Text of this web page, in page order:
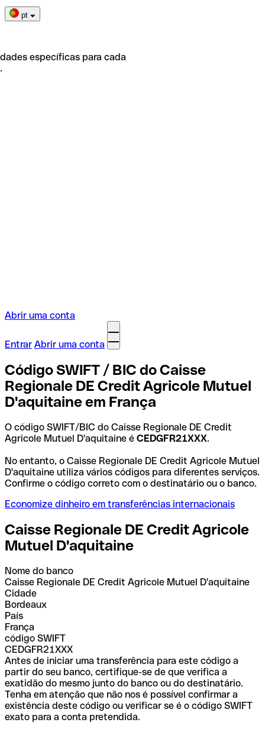
pt
específicas para cada
Abrir uma conta
Entrar Abrir uma conta
Código SWIFT / BIC do Caisse
Regionale DE Credit Agricole Mutuel
D'aquitaine em França
O código SWIFT/BIC do Caisse Regionale DE Credit
Agricole Mutuel D'aquitaine é CEDGFR21XXX.
No entanto, o Caisse Regionale DE Credit Agricole Mutuel
D'aquitaine utiliza vários códigos para diferentes serviços.
Confirme o código correto com o destinatário ou o banco.
Economize dinheiro em transferências internacionais
Caisse Regionale DE Credit Agricole
Mutuel D'aquitaine
Nome do banco
Caisse Regionale DE Credit Agricole Mutuel D'aquitaine
Cidade
Bordeaux
País
França
código SWIFT
CEDGFR21XXX
Antes de iniciar uma transferência para este código a
partir do seu banco, certifique-se de que verifica a
exatidão do mesmo junto do banco ou do destinatário.
Tenha em atenção que não nos é possível confirmar a
existência deste código ou verificar se é o código SWIFT
exato para a conta pretendida.